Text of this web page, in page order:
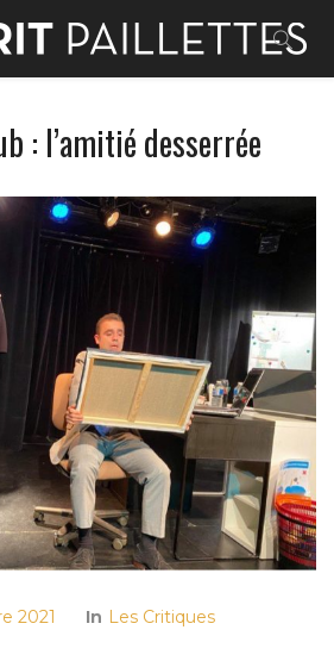
: l’amitié desserrée
2021 In Les Critiques